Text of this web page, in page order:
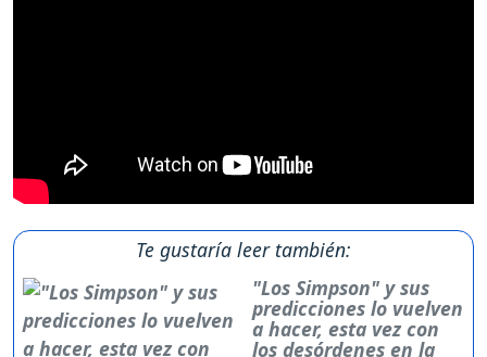
Te gustaría leer también:
"Los Simpson" y sus
predicciones lo vuelven
a hacer, esta vez con
los desórdenes en la